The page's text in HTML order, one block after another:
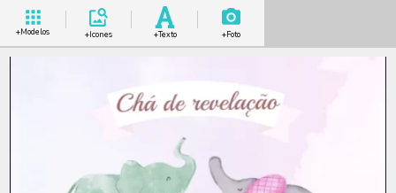
+Modelos +Icones +Texto +Foto